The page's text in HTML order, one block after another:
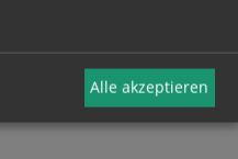
Alle akzeptieren